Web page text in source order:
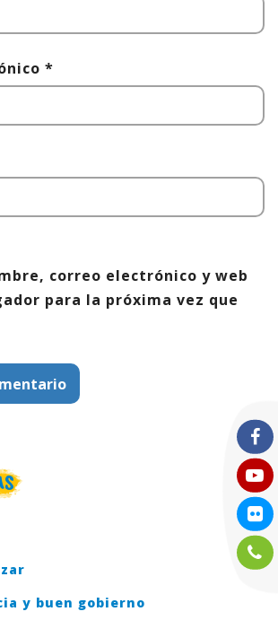
*
correo electrónico y web
para la próxima vez que
y buen gobierno